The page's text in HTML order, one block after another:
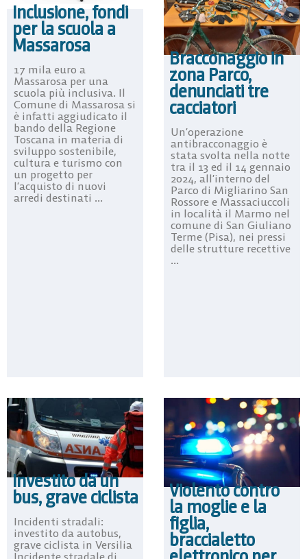
Inclusione, fondi
per la scuola a
Massarosa
17 mila euro a
Massarosa per una
scuola più inclusiva. Il
Comune di Massarosa si
è infatti aggiudicato il
bando della Regione
Toscana in materia di
sviluppo sostenibile,
cultura e turismo con
un progetto per
l’acquisto di nuovi
arredi destinati ...
Bracconaggio in
zona Parco,
denunciati tre
cacciatori
Un’operazione
antibracconaggio è
stata svolta nella notte
tra il 13 ed il 14 gennaio
2024, all’interno del
Parco di Migliarino San
Rossore e Massaciuccoli
in località il Marmo nel
comune di San Giuliano
Terme (Pisa), nei pressi
delle strutture recettive
...
Investito da un
bus, grave ciclista
Incidenti stradali:
investito da autobus,
grave ciclista in Versilia
Incidente stradale di
Violento contro
la moglie e la
figlia,
braccialetto